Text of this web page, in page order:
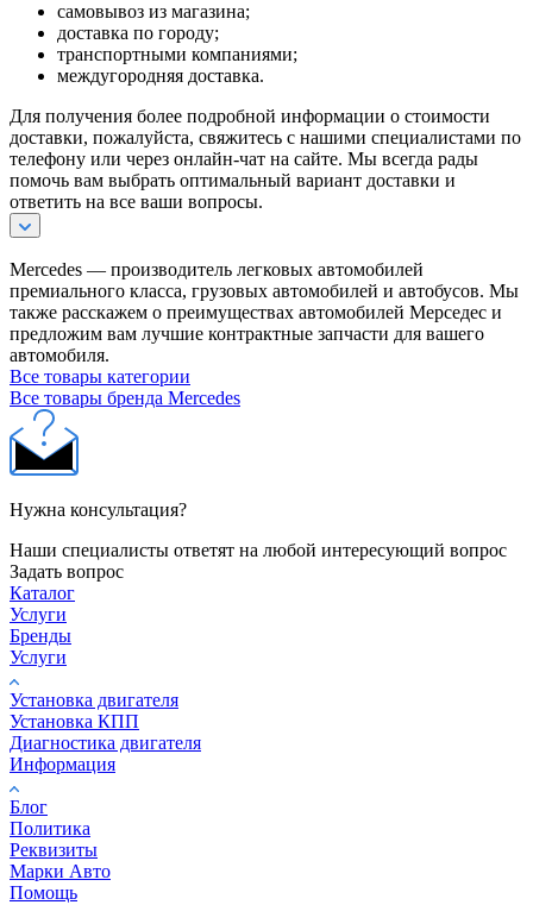
самовывоз из магазина;
доставка по городу;
транспортными компаниями;
междугородняя доставка.
Для получения более подробной информации о стоимости
доставки, пожалуйста, свяжитесь с нашими специалистами по
телефону или через онлайн-чат на сайте. Мы всегда рады
помочь вам выбрать оптимальный вариант доставки и
ответить на все ваши вопросы.
Mercedes — производитель легковых автомобилей
премиального класса, грузовых автомобилей и автобусов. Мы
также расскажем о преимуществах автомобилей Мерседес и
предложим вам лучшие контрактные запчасти для вашего
автомобиля.
Все товары категории
Все товары бренда Mercedes
Нужна консультация?
Наши специалисты ответят на любой интересующий вопрос
Задать вопрос
Каталог
Услуги
Бренды
Услуги
Установка двигателя
Установка КПП
Диагностика двигателя
Информация
Блог
Политика
Реквизиты
Марки Авто
Помощь